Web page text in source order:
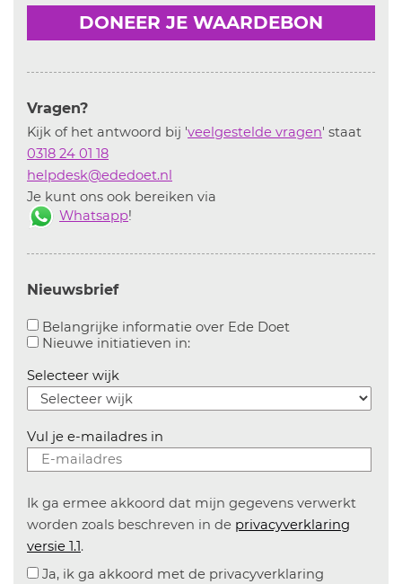
DONEER JE WAARDEBON
Vragen?
Kijk of het antwoord bij 'veelgestelde vragen' staat
0318 24 01 18
helpdesk@ededoet.nl
Je kunt ons ook bereiken via
Whatsapp!
Nieuwsbrief
Belangrijke informatie over Ede Doet
Nieuwe initiatieven in:Aanvinken om informatie over
Selecteer wijk
Vul je e-mailadres in
Ik ga ermee akkoord dat mijn gegevens verwerkt
worden zoals beschreven in de privacyverklaring
versie 1.1.
Ja, ik ga akkoord met de privacyverklaring